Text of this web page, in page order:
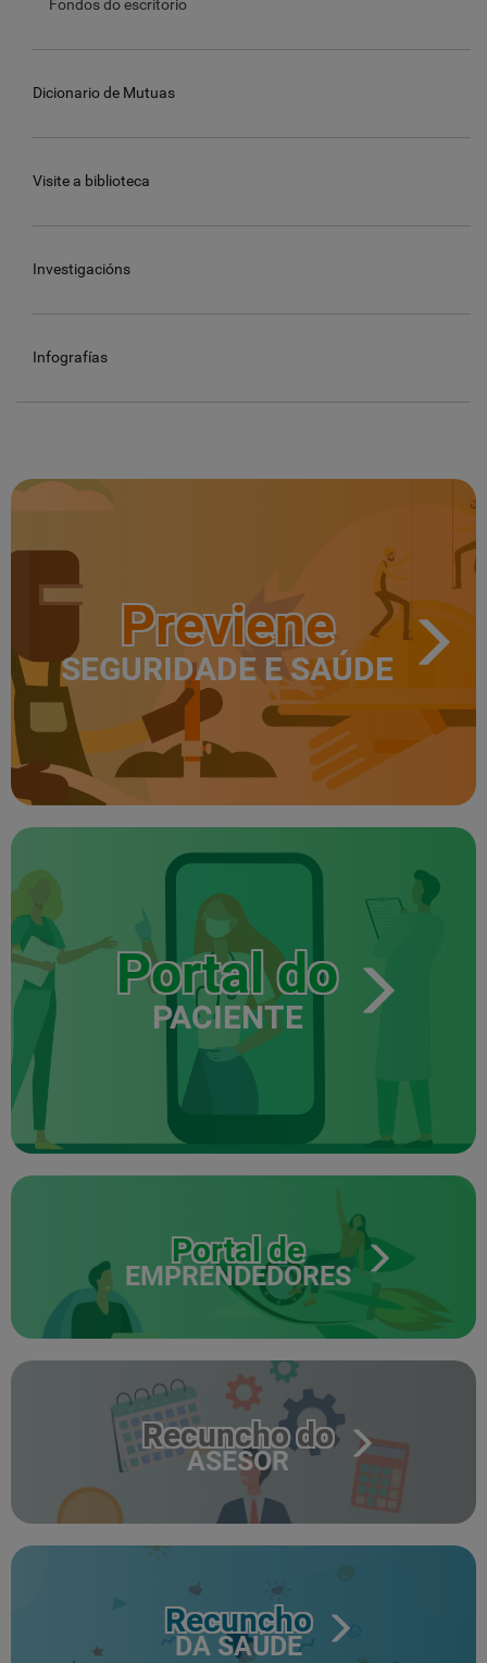
Fondos do escritorio
Dicionario de Mutuas
Visite a biblioteca
Investigacións
Infografías
Previene
SEGURIDADE E SAÚDE
Portal do
PACIENTE
Portal de
EMPRENDEDORES
Recuncho do
ASESOR
Recuncho
DA SAÚDE